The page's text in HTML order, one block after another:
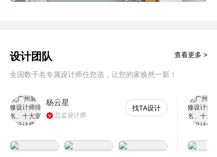
设计团队
全国数千名专属设计师任您选，让您的家焕然一新！
查看更多 >
杨云星
总监设计师
找TA设计